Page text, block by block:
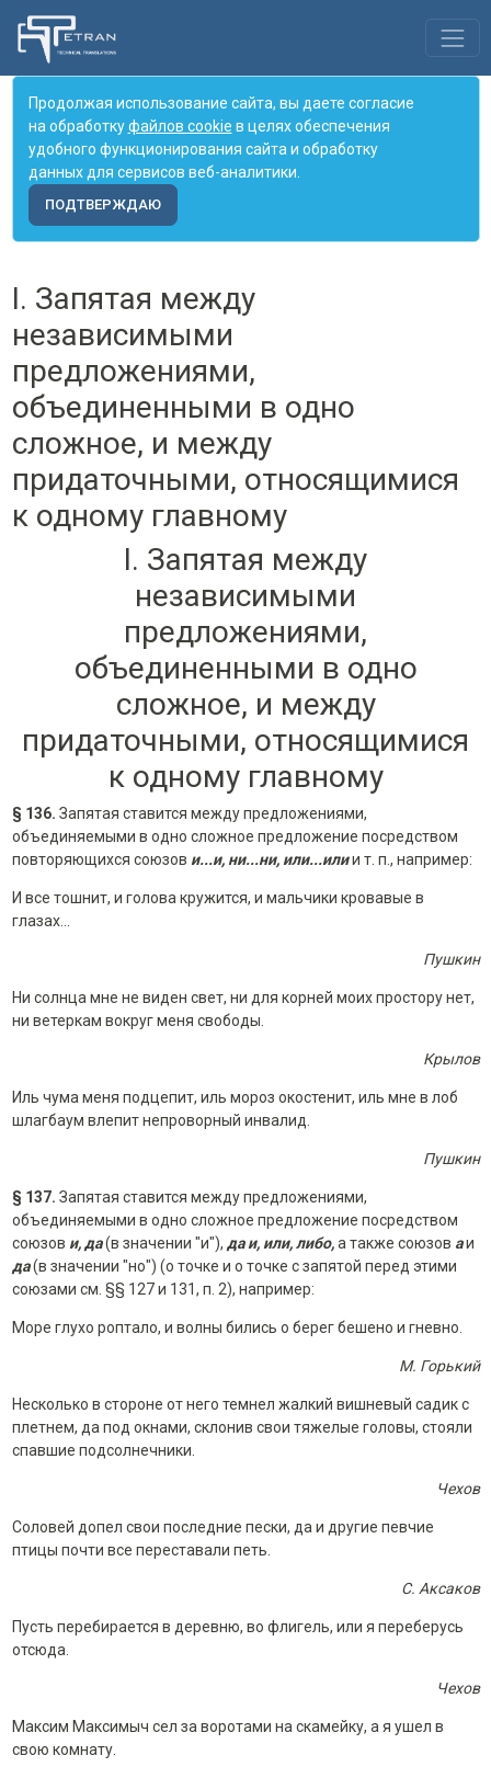
Продолжая использование сайта, вы даете согласие
на обработкуфайлов cookie в целях обеспечения
удобного функционирования сайта и обработку
данных для сервисов веб-аналитики.
ПОДТВЕРЖДАЮ
I. Запятая между
независимыми
предложениями,
объединенными в одно
сложное, и между
придаточными, относящимися
к одному главному
I. Запятая между
независимыми
предложениями,
объединенными в одно
сложное, и между
придаточными, относящимися
к одному главному
§ 136. Запятая ставится между предложениями,
объединяемыми в одно сложное предложение посредством
повторяющихся союзов и...и, ни...ни, или...илии т. п., например:
И все тошнит, и голова кружится, и мальчики кровавые в
глазах...
Пушкин
Ни солнца мне не виден свет, ни для корней моих простору нет,
ни ветеркам вокруг меня свободы.
Крылов
Иль чума меня подцепит, иль мороз окостенит, иль мне в лоб
шлагбаум влепит непроворный инвалид.
Пушкин
§ 137. Запятая ставится между предложениями,
объединяемыми в одно сложное предложение посредством
союзов и, да(в значении "и"), да и, или, либо,а также союзов аи
да(в значении "но") (о точке и о точке с запятой перед этими
союзами см. §§ 127 и 131, п. 2), например:
Море глухо роптало, и волны бились о берег бешено и гневно.
М. Горький
Несколько в стороне от него темнел жалкий вишневый садик с
плетнем, да под окнами, склонив свои тяжелые головы, стояли
спавшие подсолнечники.
Чехов
Соловей допел свои последние пески, да и другие певчие
птицы почти все переставали петь.
С. Аксаков
Пусть перебирается в деревню, во флигель, или я переберусь
отсюда.
Чехов
Максим Максимыч сел за воротами на скамейку, а я ушел в
свою комнату.